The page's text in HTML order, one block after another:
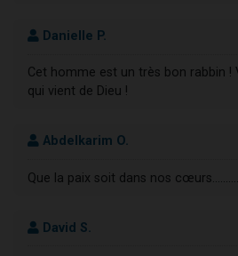
Danielle P.
Cet homme est un très bon rabbin !
qui vient de Dieu !
Abdelkarim O.
Que la paix soit dans nos
David S.